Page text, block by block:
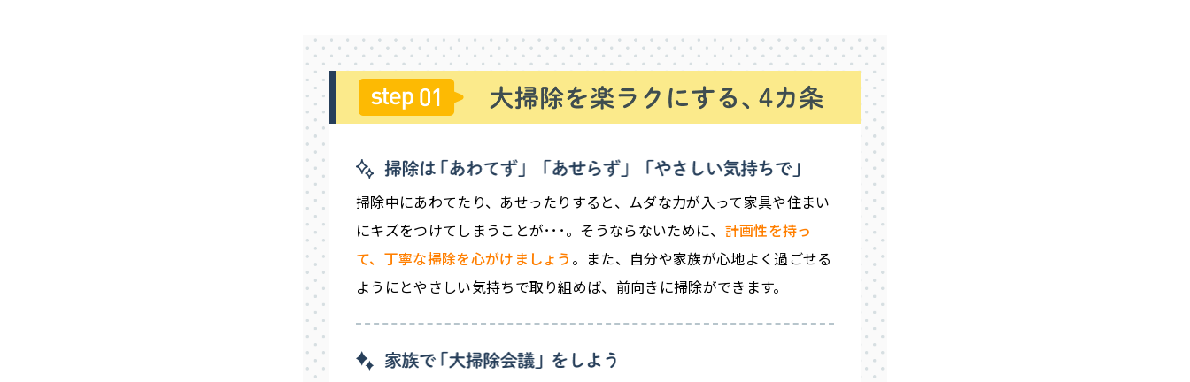
掃除中にあわてたり、あせったりすると、ムダな力が入って家具や住まい
にキズをつけてしまうことが･･･。そうならないために、 計画性を持っ
て、丁寧な掃除を心がけましょう 。また、自分や家族が心地よく過ごせる
ようにとやさしい気持ちで取り組めば、前向きに掃除ができます。